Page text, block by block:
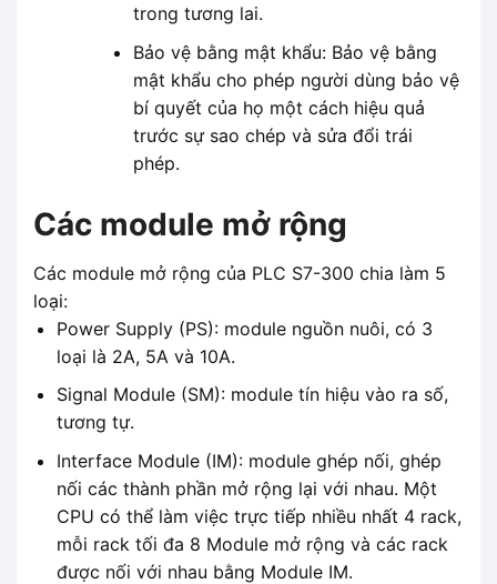
trong tương lai.
Bảo vệ bằng mật khẩu: Bảo vệ bằng
mật khẩu cho phép người dùng bảo vệ
bí quyết của họ một cách hiệu quả
trước sự sao chép và sửa đổi trái
phép.
Các module mở rộng
Các module mở rộng của PLC S7-300 chia làm 5
loại:
Power Supply (PS): module nguồn nuôi, có 3
loại là 2A, 5A và 10A.
Signal Module (SM): module tín hiệu vào ra số,
tương tự.
Interface Module (IM): module ghép nối, ghép
nối các thành phần mở rộng lại với nhau. Một
CPU có thể làm việc trực tiếp nhiều nhất 4 rack,
mỗi rack tối đa 8 Module mở rộng và các rack
được nối với nhau bằng Module IM.